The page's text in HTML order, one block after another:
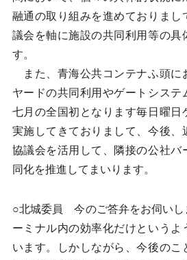
融通の取り組みを進めておりまし
議会を軸に施設の共同利用等の具
す。
また、青海公共コンテナふ頭に
ヤードの共同利用やゲートシステ
七月の全国初となります毎日曜日
実施してきておりまして、今後、
協議会を活用して、隣接の公社バ
同化を推進してまいります。
○北城委員 今のご答弁をお伺いし
ーミナル内の効率化だけというよ
います。しかしながら、今後のこ